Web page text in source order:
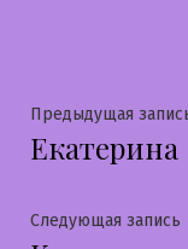
по
записям
Предыдущая
Екатерина
Следующая запись